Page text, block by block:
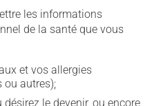
les informations
de la santé que vous
et vos allergies
ou autres);
le devenir, ou encore